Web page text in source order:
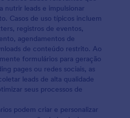
gerenciar facilmente seus
a Caixa de Envios Jotform ou
este formulário e use-o
Jotform!
nutrir leads e impulsionar
Casos de uso típicos incluem
registros de eventos,
agendamentos de
de conteúdo restrito. Ao
formulários para geração
pages ou redes sociais, as
leads de alta qualidade
seus processos de
podem criar e personalizar